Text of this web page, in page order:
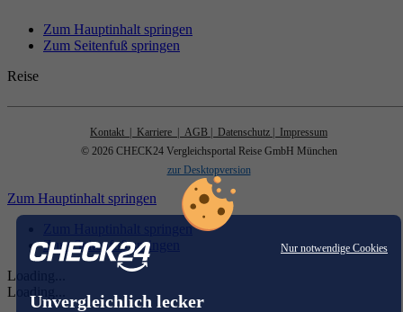
Nur notwendige Cookies
Unvergleichlich lecker
Zum Hauptinhalt springen
Zum Seitenfuß springen
Reise
Kontakt | Karriere | AGB | Datenschutz
| Impressum
© 2026 CHECK24 Vergleichsportal Reise GmbH München
zur Desktopversion
Zum Hauptinhalt springen
Zum Hauptinhalt springen
Zum Seitenfuß springen
Loading...
Loading...